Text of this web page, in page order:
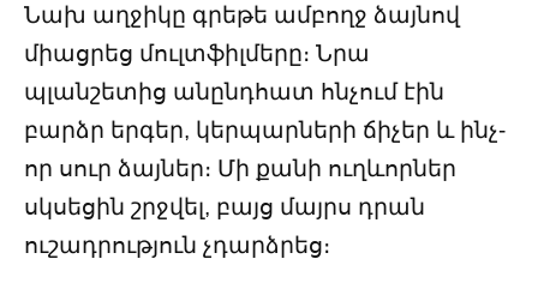
Նախ աղջիկը գրեթե ամբողջ ձայնով
միացրեց մուլտֆիլմերը։ Նրա
պլանշետից անընդհատ հնչում էին
բարձր երգեր, կերպարների ճիչեր և ինչ-
որ սուր ձայներ։ Մի քանի ուղևորներ
սկսեցին շրջվել, բայց մայրս դրան
ուշադրություն չդարձրեց։